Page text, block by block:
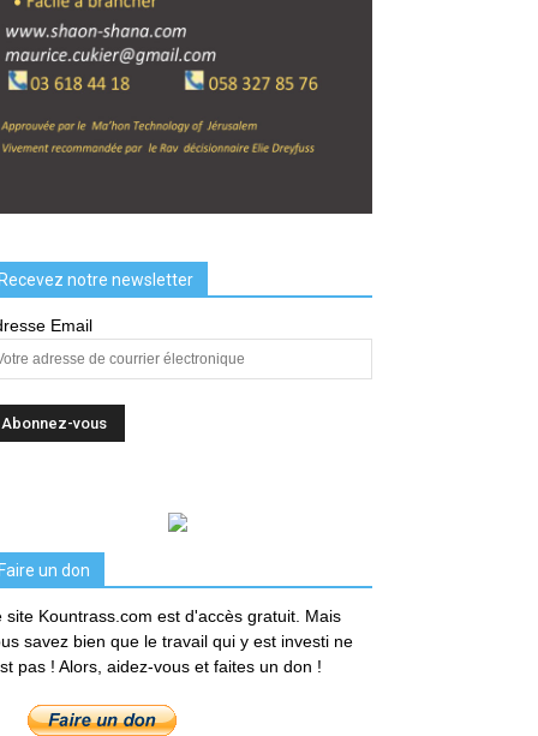
Recevez notre newsletter
Email
Faire un don
site Kountrass.com est d'accès gratuit. Mais
savez bien que le travail qui y est investi ne
pas ! Alors, aidez-vous et faites un don !